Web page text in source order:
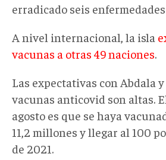
erradicado seis
A nivel internacional, la isla
vacunas a otras 49 naciones.
Las expectativas con Abdala
vacunas anticovid son altas.
agosto es que se haya
11,2 millones y llegar al 100
de 2021.